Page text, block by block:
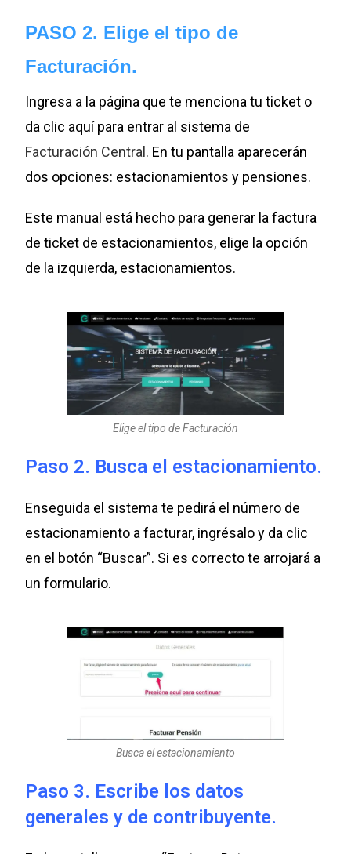
PASO 2. Elige el tipo de
Facturación.
Ingresa a la página que te menciona tu ticket o
da clic aquí para entrar al sistema de
Facturación Central . En tu pantalla aparecerán
dos opciones: estacionamientos y pensiones.
Este manual está hecho para generar la factura
de ticket de estacionamientos, elige la opción
de la izquierda, estacionamientos.
Elige el tipo de Facturación
Paso 2. Busca el estacionamiento.
Enseguida el sistema te pedirá el número de
estacionamiento a facturar, ingrésalo y da clic
en el botón “Buscar”. Si es correcto te arrojará a
un formulario.
Busca el estacionamiento
Paso 3. Escribe los datos
generales y de contribuyente.